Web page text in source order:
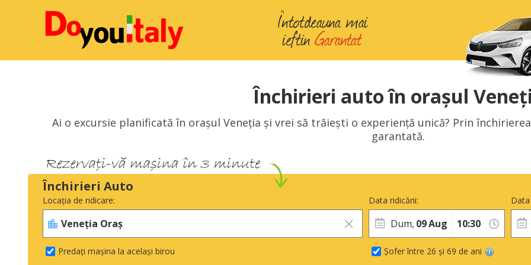
Închirieri auto în orașul
Ai o excursie planificată în orașul Veneția și vrei să trăiești o experiență unică? Prin
garantată.
Închirieri Auto
Locația de ridicare:
Predați mașina la același birou
Data ridicării:
Dum, 09Aug
Șofer între 26 și 69 de ani